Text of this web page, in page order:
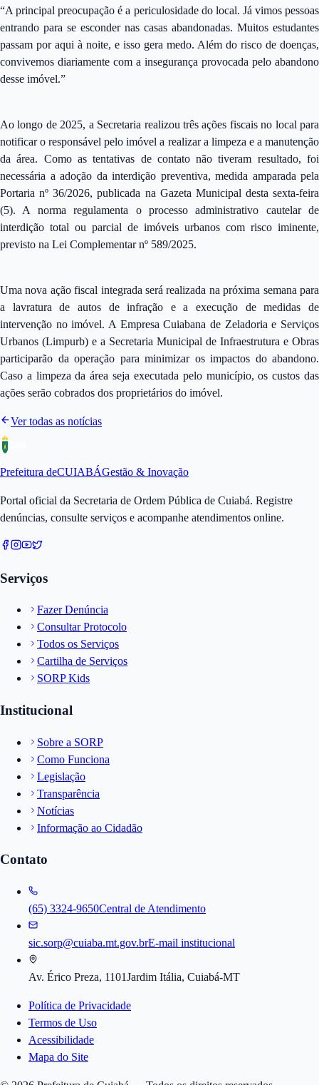
“A principal preocupação é a periculosidade do local. Já vimos pessoas
entrando para se esconder nas casas abandonadas. Muitos estudantes
passam por aqui à noite, e isso gera medo. Além do risco de doenças,
convivemos diariamente com a insegurança provocada pelo abandono
desse imóvel.”
Ao longo de 2025, a Secretaria realizou três ações fiscais no local para
notificar o responsável pelo imóvel a realizar a limpeza e a manutenção
da área. Como as tentativas de contato não tiveram resultado, foi
necessária a adoção da interdição preventiva, medida amparada pela
Portaria nº 36/2026, publicada na Gazeta Municipal desta sexta-feira
(5). A norma regulamenta o processo administrativo cautelar de
interdição total ou parcial de imóveis urbanos com risco iminente,
previsto na Lei Complementar nº 589/2025.
Uma nova ação fiscal integrada será realizada na próxima semana para
a lavratura de autos de infração e a execução de medidas de
intervenção no imóvel. A Empresa Cuiabana de Zeladoria e Serviços
Urbanos (Limpurb) e a Secretaria Municipal de Infraestrutura e Obras
participarão da operação para minimizar os impactos do abandono.
Caso a limpeza da área seja executada pelo município, os custos das
ações serão cobrados dos proprietários do imóvel.
Ver todas as notícias
Prefeitura deCUIABÁGestão & Inovação
Portal oficial da Secretaria de Ordem Pública de Cuiabá. Registre
denúncias, consulte serviços e acompanhe atendimentos online.
Serviços
Fazer Denúncia
Consultar Protocolo
Todos os Serviços
Cartilha de Serviços
SORP Kids
Institucional
Sobre a SORP
Como Funciona
Legislação
Transparência
Notícias
Informação ao Cidadão
Contato
(65) 3324-9650Central de Atendimento
sic.sorp@cuiaba.mt.gov.brE-mail institucional
Av. Érico Preza, 1101Jardim Itália, Cuiabá-MT
Política de Privacidade
Termos de Uso
Acessibilidade
Mapa do Site